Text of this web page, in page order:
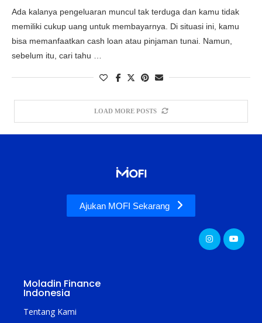
Ada kalanya pengeluaran muncul tak terduga dan kamu tidak
memiliki cukup uang untuk membayarnya. Di situasi ini, kamu
bisa memanfaatkan cash loan atau pinjaman tunai. Namun,
sebelum itu, cari tahu …
LOAD MORE POSTS
Ajukan MOFI Sekarang
Moladin Finance
Indonesia
Tentang Kami